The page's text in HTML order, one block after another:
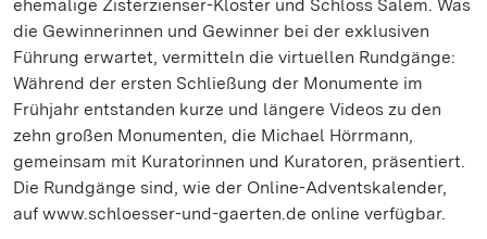
ehemalige Zisterzienser-Kloster und Schloss Salem. Was
die Gewinnerinnen und Gewinner bei der exklusiven
Führung erwartet, vermitteln die virtuellen Rundgänge:
Während der ersten Schließung der Monumente im
Frühjahr entstanden kurze und längere Videos zu den
zehn großen Monumenten, die Michael Hörrmann,
gemeinsam mit Kuratorinnen und Kuratoren, präsentiert.
Die Rundgänge sind, wie der Online-Adventskalender,
auf www.schloesser-und-gaerten.de online verfügbar.